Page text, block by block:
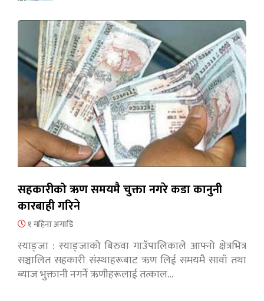
सहकारीको ऋण समयमै चुक्ता नगरे कडा कानुनी
कारबाही गरिने
१ महिना अगाडि
स्याङ्जा : स्याङ्जाको बिरुवा गाउँपालिकाले आफ्नो क्षेत्रभित्र
सञ्चालित सहकारी संस्थाहरूबाट ऋण लिई समयमै सावाँ तथा
ब्याज भुक्तानी नगर्ने ऋणीहरूलाई तत्काल…